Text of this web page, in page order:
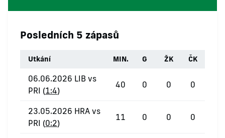
Posledních 5 zápasů
Utkání MIN. G ŽK ČK
06.06.2026 LIB vs
PRI (1:4)
40 0 0 0
23.05.2026 HRA vs
PRI (0:2)
11 0 0 0